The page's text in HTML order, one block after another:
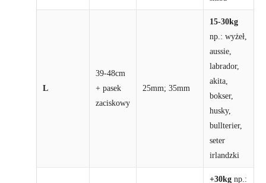
L
39-48cm
+ pasek
zaciskowy
25mm; 35mm
15-30kg
np.: wyżeł,
aussie,
labrador,
akita,
bokser,
husky,
bullterier,
seter
irlandzki
+30kg np.: